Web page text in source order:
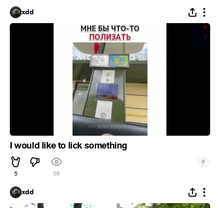
xdd
I would like to lick something
5 56
#
xdd